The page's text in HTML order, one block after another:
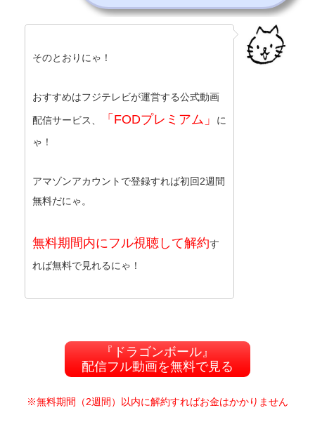
そのとおりにゃ！
おすすめはフジテレビが運営する公式動画
配信サービス、 「FODプレミアム」
に
ゃ！
アマゾンアカウントで登録すれば初回2週間
無料だにゃ。
無料期間内にフル視聴して解約す
れば無料で見れるにゃ！
『ドラゴンボール』
配信フル動画を無料で見る
※無料期間（2週間）以内に解約すればお金はかかりません